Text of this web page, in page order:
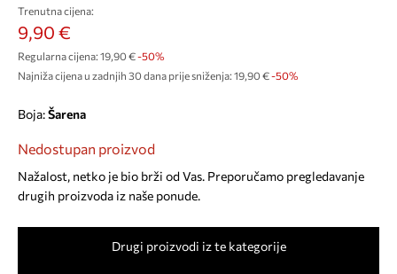
Trenutna cijena:
9,90 €
Regularna cijena: 19,90 €-50%
Najniža cijena u zadnjih 30 dana prije sniženja: 19,90 € -50%
Boja: šarena
Nedostupan proizvod
Nažalost, netko je bio brži od Vas. Preporučamo pregledavanje
drugih proizvoda iz naše ponude.
Drugi proizvodi iz te kategorije